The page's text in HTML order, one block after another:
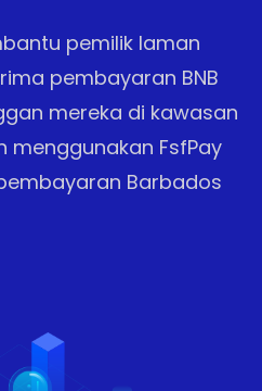
pemilik laman
pembayaran BNB
mereka di kawasan
menggunakan FsfPay
Barbados